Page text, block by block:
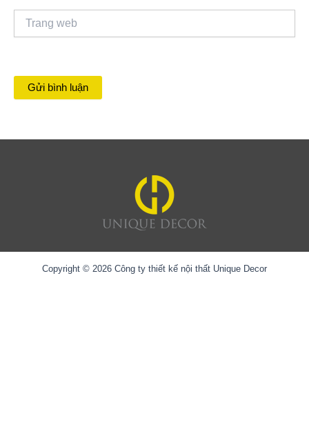
web
Copyright © 2026 Công ty thiết kế nội thất Unique Decor